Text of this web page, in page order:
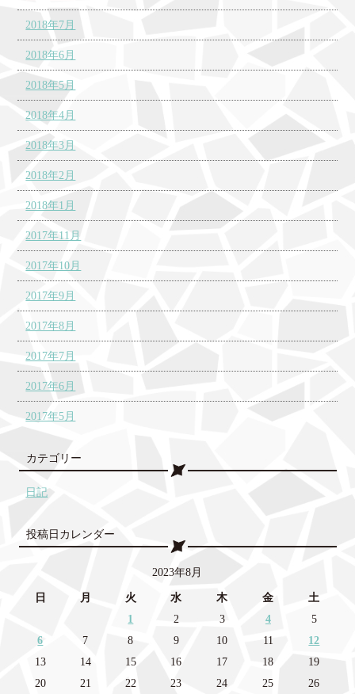
2018年7月
2018年6月
2018年5月
2018年4月
2018年3月
2018年2月
2018年1月
2017年11月
2017年10月
2017年9月
2017年8月
2017年7月
2017年6月
2017年5月
カテゴリー
日記
投稿日カレンダー
2023年8月
日 月 火 水 木 金
土
1
2 3 4
5
6
7 8 9 10 11
12
13
14 15 16 17 18
19
20
21 22 23 24 25 26